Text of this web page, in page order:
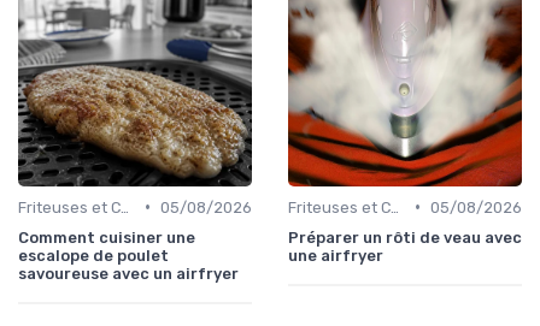
• 05/08/2026
Comment cuisiner une
escalope de poulet
savoureuse avec un airfryer
• 05/08/2026
Préparer un rôti de veau avec
une airfryer